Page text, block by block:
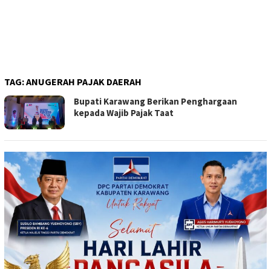
TAG:ANUGERAH PAJAK DAERAH
Bupati Karawang Berikan Penghargaan
kepada Wajib Pajak Taat